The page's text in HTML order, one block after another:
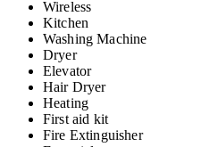
Wireless
Kitchen
Washing Machine
Dryer
Elevator
Hair Dryer
Heating
First aid kit
Fire Extinguisher